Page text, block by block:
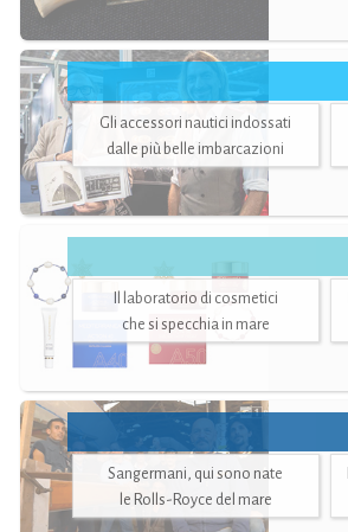
Gli accessori nautici indossati
dalle più belle imbarcazioni
Il laboratorio di cosmetici
che si specchia in mare
Sangermani, qui sono nate
le Rolls-Royce del mare